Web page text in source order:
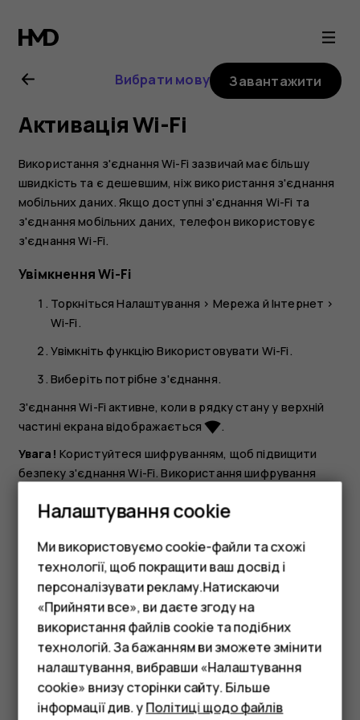
Nokia
4.2
user
guide
Смартфони
Фічерфони
Аксесуари
Вибрати мову Завантажити
Активація Wi-Fi
Використання з'єднання Wi-Fi зазвичай має більшу
швидкість та є дешевшим, ніж використання з'єднання
мобільних даних. Якщо доступні з'єднання Wi-Fi та
з'єднання мобільних даних, телефон використовує
з'єднання Wi-Fi.
Увімкнення Wi-Fi
ТоркнітьсяНалаштування > Мережа й Інтернет >
Wi-Fi.
Увімкніть функціюВикористовувати Wi-Fi.
Виберіть потрібне з'єднання.
З'єднання Wi-Fi активне, коли в рядку стану у верхній
частині екрана відображаєтьсяnetwork_wifi.
Увага! Користуйтеся шифруванням, щоб підвищити
безпеку з'єднання Wi-Fi. Використання шифрування
Якщо потрібно відстежувати
місцезнаходження, коли сигнали супутника
недоступні (наприклад, коли ви перебуваєте в
приміщенні або між високими будівлями),
увімкніть Wi-Fi, щоб покращити точність
позиціонування.
Налаштування cookie
Ми використовуємо cookie-файли та схожі
технології, щоб покращити ваш досвід і
персоналізувати рекламу.Натискаючи
«Прийняти все», ви даєте згоду на
використання файлів cookie та подібних
технологій. За бажанням ви зможете змінити
налаштування, вибравши «Налаштування
cookie» внизу сторінки сайту. Більше
інформації див. уПолітиці щодо файлів